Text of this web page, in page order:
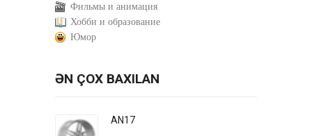
Фильмы и анимация
Хобби и образование
Юмор
ƏN ÇOX BAXILAN
AN17